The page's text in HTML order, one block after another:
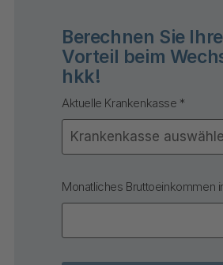
Berechnen Sie
Vorteil beim
hkk!
Aktuelle Krankenkasse *
Monatliches Bruttoeinkommen